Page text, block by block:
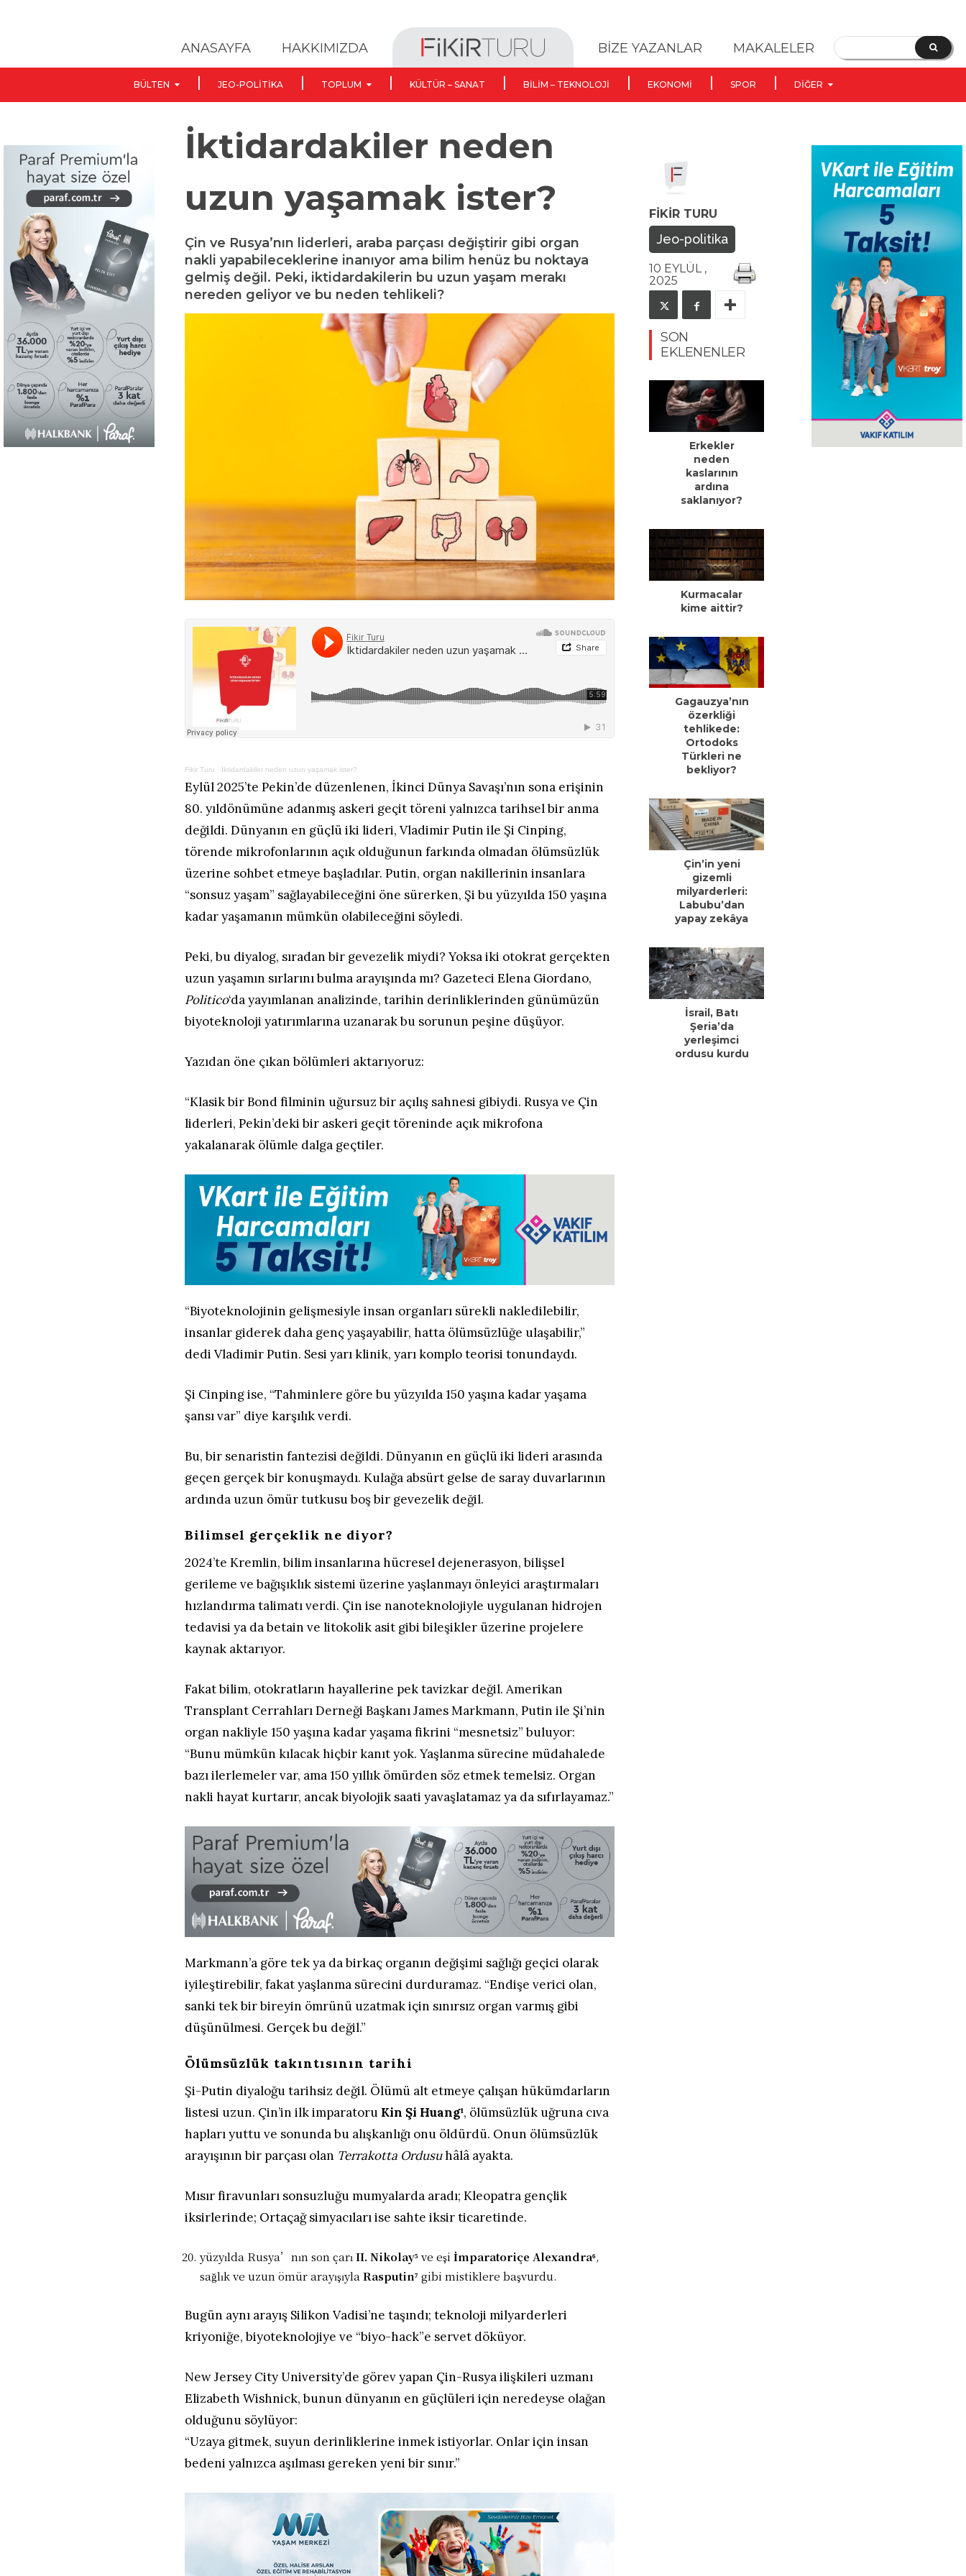
ANASAYFA HAKKIMIZDA BİZE YAZANLAR MAKALELER
BÜLTEN JEO-POLITIKA TOPLUM KÜLTÜR – SANAT BILIM – TEKNOLOJI EKONOMI SPOR DIĞER
İktidardakiler neden
uzun yaşamak ister?
Çin ve Rusya’nın liderleri, araba parçası değiştirir gibi organ
nakli yapabileceklerine inanıyor ama bilim henüz bu noktaya
gelmiş değil. Peki, iktidardakilerin bu uzun yaşam merakı
nereden geliyor ve bu neden tehlikeli?
Fikir Turu · İktidardakiler neden uzun yaşamak ister?
Eylül 2025’te Pekin’de düzenlenen, İkinci Dünya Savaşı’nın sona erişinin
80. yıldönümüne adanmış askeri geçit töreni yalnızca tarihsel bir anma
değildi. Dünyanın en güçlü iki lideri, Vladimir Putin ile Şi Cinping,
törende mikrofonlarının açık olduğunun farkında olmadan ölümsüzlük
üzerine sohbet etmeye başladılar. Putin, organ nakillerinin insanlara
“sonsuz yaşam” sağlayabileceğini öne sürerken, Şi bu yüzyılda 150 yaşına
kadar yaşamanın mümkün olabileceğini söyledi.
Peki, bu diyalog, sıradan bir gevezelik miydi? Yoksa iki otokrat gerçekten
uzun yaşamın sırlarını bulma arayışında mı? Gazeteci Elena Giordano,
Politico‘da yayımlanan analizinde, tarihin derinliklerinden günümüzün
biyoteknoloji yatırımlarına uzanarak bu sorunun peşine düşüyor.
Yazıdan öne çıkan bölümleri aktarıyoruz:
“Klasik bir Bond filminin uğursuz bir açılış sahnesi gibiydi. Rusya ve Çin
liderleri, Pekin’deki bir askeri geçit töreninde açık mikrofona
yakalanarak ölümle dalga geçtiler.
“Biyoteknolojinin gelişmesiyle insan organları sürekli nakledilebilir,
insanlar giderek daha genç yaşayabilir, hatta ölümsüzlüğe ulaşabilir,”
dedi Vladimir Putin. Sesi yarı klinik, yarı komplo teorisi tonundaydı.
Şi Cinping ise, “Tahminlere göre bu yüzyılda 150 yaşına kadar yaşama
şansı var” diye karşılık verdi.
Bu, bir senaristin fantezisi değildi. Dünyanın en güçlü iki lideri arasında
geçen gerçek bir konuşmaydı. Kulağa absürt gelse de saray duvarlarının
ardında uzun ömür tutkusu boş bir gevezelik değil.
Bilimsel gerçeklik ne diyor?
2024’te Kremlin, bilim insanlarına hücresel dejenerasyon, bilişsel
gerileme ve bağışıklık sistemi üzerine yaşlanmayı önleyici araştırmaları
hızlandırma talimatı verdi. Çin ise nanoteknolojiyle uygulanan hidrojen
tedavisi ya da betain ve litokolik asit gibi bileşikler üzerine projelere
kaynak aktarıyor.
Fakat bilim, otokratların hayallerine pek tavizkar değil. Amerikan
Transplant Cerrahları Derneği Başkanı James Markmann, Putin ile Şi’nin
organ nakliyle 150 yaşına kadar yaşama fikrini “mesnetsiz” buluyor:
“Bunu mümkün kılacak hiçbir kanıt yok. Yaşlanma sürecine müdahalede
bazı ilerlemeler var, ama 150 yıllık ömürden söz etmek temelsiz. Organ
nakli hayat kurtarır, ancak biyolojik saati yavaşlatamaz ya da sıfırlayamaz.”
Markmann’a göre tek ya da birkaç organın değişimi sağlığı geçici olarak
iyileştirebilir, fakat yaşlanma sürecini durduramaz. “Endişe verici olan,
sanki tek bir bireyin ömrünü uzatmak için sınırsız organ varmış gibi
düşünülmesi. Gerçek bu değil.”
Ölümsüzlük takıntısının tarihi
Şi-Putin diyaloğu tarihsiz değil. Ölümü alt etmeye çalışan hükümdarların
listesi uzun. Çin’in ilk imparatoru Kin Şi Huang¹, ölümsüzlük uğruna cıva
hapları yuttu ve sonunda bu alışkanlığı onu öldürdü. Onun ölümsüzlük
arayışının bir parçası olan Terrakotta Ordusuhâlâ ayakta.
Mısır firavunları sonsuzluğu mumyalarda aradı; Kleopatra gençlik
iksirlerinde; Ortaçağ simyacıları ise sahte iksir ticaretinde.
yüzyılda Rusya’nın son çarıII. Nikolay⁵ve eşiİmparatoriçe Alexandra⁶,
sağlık ve uzun ömür arayışıylaRasputin⁷gibi mistiklere başvurdu.
Bugün aynı arayış Silikon Vadisi’ne taşındı; teknoloji milyarderleri
kriyoniğe, biyoteknolojiye ve “biyo-hack”e servet döküyor.
New Jersey City University’de görev yapan Çin-Rusya ilişkileri uzmanı
Elizabeth Wishnick, bunun dünyanın en güçlüleri için neredeyse olağan
olduğunu söylüyor:
“Uzaya gitmek, suyun derinliklerine inmek istiyorlar. Onlar için insan
bedeni yalnızca aşılması gereken yeni bir sınır.”
FIKIR TURU
Jeo-politika
10 EYLÜL ,
2025
SON
EKLENENLER
Erkekler
neden
kaslarının
ardına
saklanıyor?
Kurmacalar
kime aittir?
Gagauzya’nın
özerkliği
tehlikede:
Ortodoks
Türkleri ne
bekliyor?
Çin’in yeni
gizemli
milyarderleri:
Labubu’dan
yapay zekâya
İsrail, Batı
Şeria’da
yerleşimci
ordusu kurdu